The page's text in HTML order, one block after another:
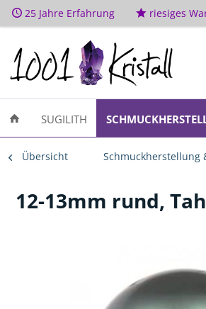
25 Jahre Erfahrung riesiges
SUGILITH
Übersicht Schmuckherstellung
12-13mm rund,